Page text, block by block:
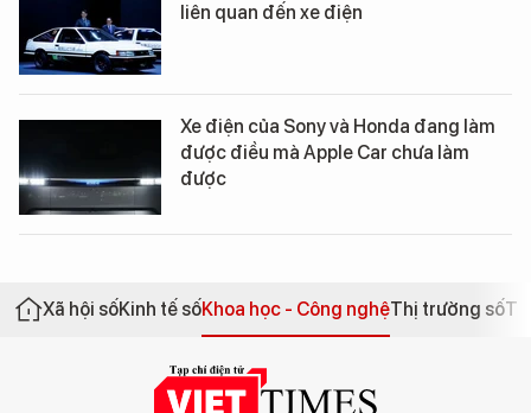
liên quan đến xe điện
Xe điện của Sony và Honda đang làm
được điều mà Apple Car chưa làm
được
Xã hội sốKinh tế sốKhoa học - Công nghệThị trường số